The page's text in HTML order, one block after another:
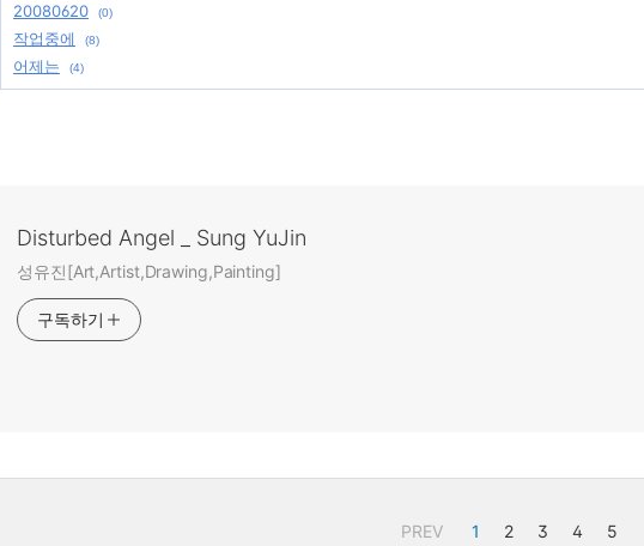
20080620
(0)
작업중에
(8)
어제는
(4)
Disturbed Angel _ Sung YuJin
성유진[Art,Artist,Drawing,Painting]
구독하기
PREV 1 2 3 4 5